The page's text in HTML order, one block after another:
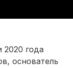
года
основатель